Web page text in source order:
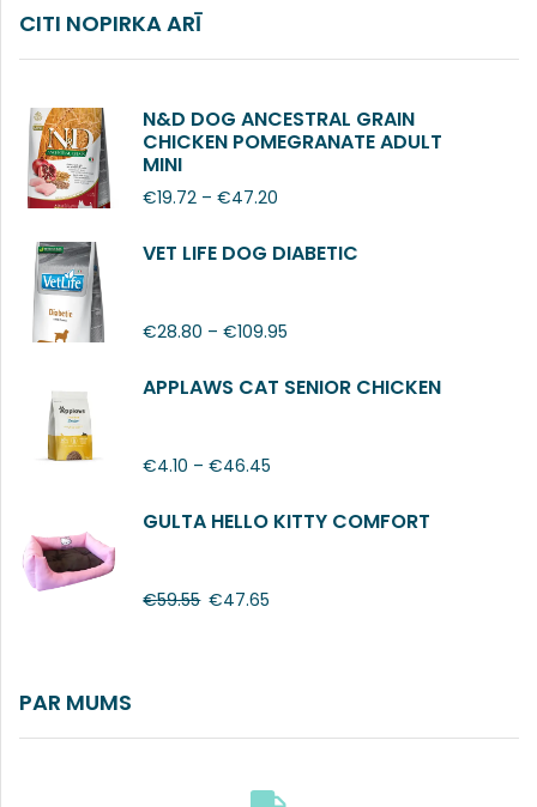
CITI NOPIRKA ARĪ
N&D DOG ANCESTRAL GRAIN
CHICKEN POMEGRANATE ADULT
MINI
€19.72 – €47.20
VET LIFE DOG DIABETIC
€28.80 – €109.95
APPLAWS CAT SENIOR CHICKEN
€4.10 – €46.45
GULTA HELLO KITTY COMFORT
€59.55 €47.65
PAR MUMS